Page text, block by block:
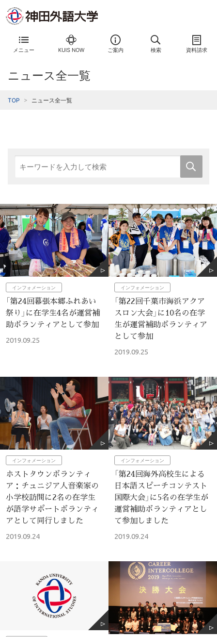
メニュー KUIS NOW ご案内 検索 資料請求
ニュース全一覧
TOP ニュース全一覧
インフォメーション
「第24回幕張本郷ふれあい
祭り」に在学生4名が運営補
助ボランティアとして参加
2019.09.25
インフォメーション
「第22回千葉市海浜アクア
スロン大会」に10名の在学
生が運営補助ボランティア
として参加
2019.09.25
インフォメーション
ホストタウンボランティ
ア：チュニジア人音楽家の
小学校訪問に2名の在学生
が語学サポートボランティ
アとして同行しました
2019.09.24
インフォメーション
「第24回海外高校生による
日本語スピーチコンテスト
国際大会」に5名の在学生が
運営補助ボランティアとし
て参加しました
2019.09.24